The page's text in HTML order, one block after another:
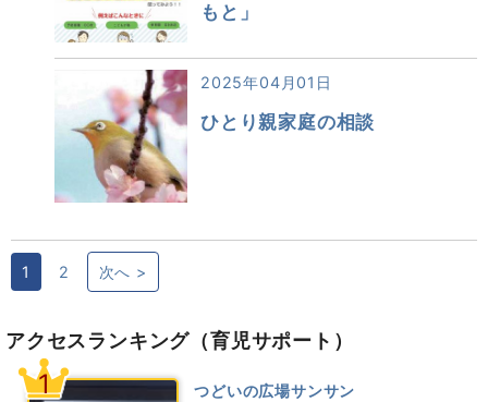
もと」
2025年04月01日
ひとり親家庭の相談
1 2 次へ >
アクセスランキング （育児サポート）
1 つどいの広場サンサン